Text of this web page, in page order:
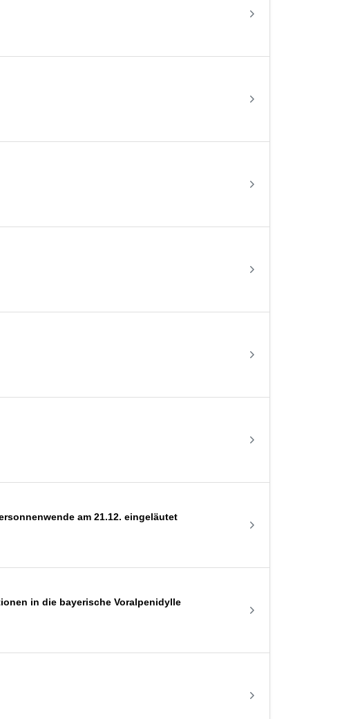
am 21.12. eingeläutet
in die bayerische Voralpenidylle